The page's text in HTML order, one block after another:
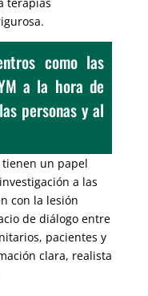
terapias
como las
a la hora de
personas y al
tienen un papel
a las
con la lesión
de diálogo entre
pacientes y
clara, realista